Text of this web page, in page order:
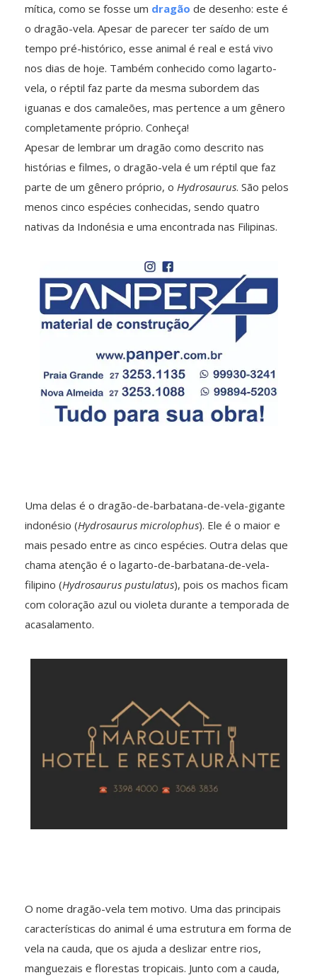
mítica, como se fosse um dragão de desenho: este é
o dragão-vela. Apesar de parecer ter saído de um
tempo pré-histórico, esse animal é real e está vivo
nos dias de hoje. Também conhecido como lagarto-
vela, o réptil faz parte da mesma subordem das
iguanas e dos camaleões, mas pertence a um gênero
completamente próprio. Conheça!
Apesar de lembrar um dragão como descrito nas
histórias e filmes, o dragão-vela é um réptil que faz
parte de um gênero próprio, o Hydrosaurus. São pelos
menos cinco espécies conhecidas, sendo quatro
nativas da Indonésia e uma encontrada nas Filipinas.
Uma delas é o dragão-de-barbatana-de-vela-gigante
indonésio (Hydrosaurus microlophus). Ele é o maior e
mais pesado entre as cinco espécies. Outra delas que
chama atenção é o lagarto-de-barbatana-de-vela-
filipino (Hydrosaurus pustulatus), pois os machos ficam
com coloração azul ou violeta durante a temporada de
acasalamento.
O nome dragão-vela tem motivo. Uma das principais
características do animal é uma estrutura em forma de
vela na cauda, que os ajuda a deslizar entre rios,
manguezais e florestas tropicais. Junto com a cauda,